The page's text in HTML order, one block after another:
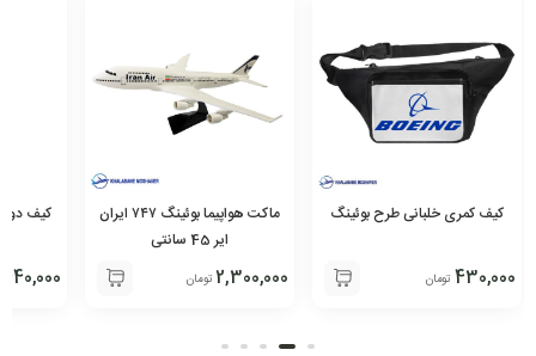
کیف کمری خلبانی طرح بوئینگ
430,000 تومان
ماکت هواپیما بوئینگ ۷۴۷ ایران
ایر 45 سانتی
2,300,000 تومان
کیف
440,000